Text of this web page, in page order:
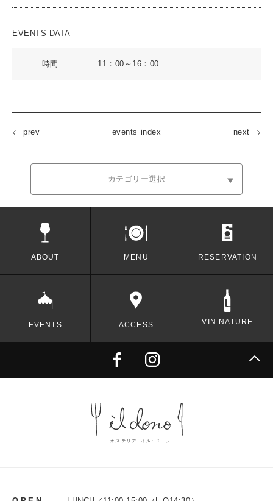
EVENTS DATA
時間 11：00～16：00
events index
prev next
カテゴリー選択
ABOUT MENU RESERVATION
EVENTS ACCESS VIN NATURE